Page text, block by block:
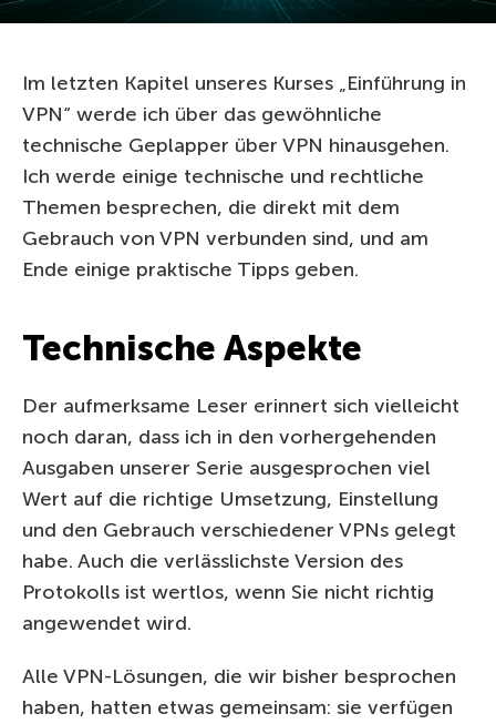
Im letzten Kapitel unseres Kurses „Einführung in
VPN“ werde ich über das gewöhnliche
technische Geplapper über VPN hinausgehen.
Ich werde einige technische und rechtliche
Themen besprechen, die direkt mit dem
Gebrauch von VPN verbunden sind, und am
Ende einige praktische Tipps geben.
Technische Aspekte
Der aufmerksame Leser erinnert sich vielleicht
noch daran, dass ich in den vorhergehenden
Ausgaben unserer Serie ausgesprochen viel
Wert auf die richtige Umsetzung, Einstellung
und den Gebrauch verschiedener VPNs gelegt
habe. Auch die verlässlichste Version des
Protokolls ist wertlos, wenn Sie nicht richtig
angewendet wird.
Alle VPN-Lösungen, die wir bisher besprochen
haben, hatten etwas gemeinsam: sie verfügen